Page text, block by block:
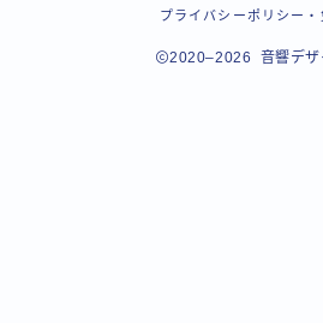
プライバシーポリシー・
2020–2026 音響デザ